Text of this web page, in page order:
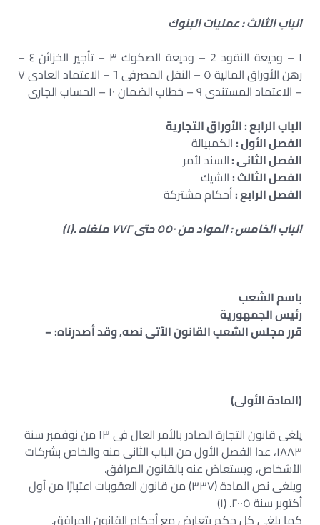
الباب الثالث : عمليات البنوك
١ – وديعة النقود 2 – وديعة الصكوك ٣ – تأجير الخزائن ٤ –
رهن الأوراق المالية ٥ – النقل المصرفى ٦ – الاعتماد العادى ٧
– الاعتماد المستندى ٩ – خطاب الضمان ١٠ – الحساب الجارى
الباب الرابع : الأوراق التجارية
الفصل الأول :الكمبيالة
الفصل الثانى :السند لأمر
الفصل الثالث :الشيك
الفصل الرابع :أحكام مشتركة
الباب الخامس : المواد من ٥٥٠ حتى ٧٧٢ ملغاه .(١)
باسم الشعب
رئيس الجمهورية
قرر مجلس الشعب القانون الآتى نصه, وقد أصدرناه: –
(المادة الأولى)
يلغى قانون التجارة الصادر بالأمر العال فى ١٣ من نوفمبر سنة
١٨٨٣، عدا الفصل الأول من الباب الثانى منه والخاص بشركات
الأشخاص، ويستعاض عنه بالقانون المرافق.
ويلغى نص المادة (٣٣٧) من قانون العقوبات اعتبارًا من أول
أكتوبر سنة ٢٠٠٥. (١)
كما يلغى كل حكم يتعارض مع أحكام القانون المرافق.